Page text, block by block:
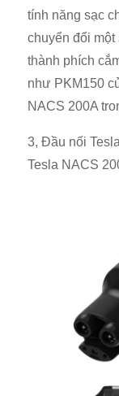
tính năng sạc
chuyển đổi
thành phích
như PKM150
NACS 200A
3, Đầu nối
Tesla NACS